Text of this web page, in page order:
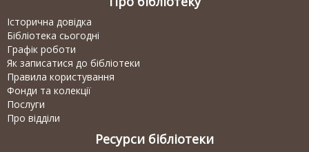
Історична довідка
Бібліотека сьогодні
Графік роботи
Як записатися до бібліотеки
Правила користування
Фонди та колекції
Послуги
Про відділи
Ресурси бібліотеки